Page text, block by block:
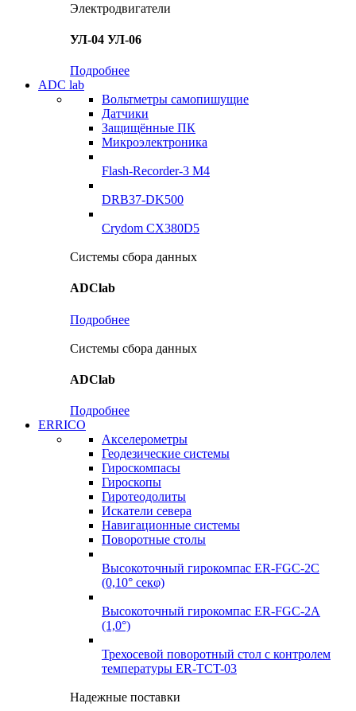
Электродвигатели
УЛ-04 УЛ-06
Подробнее
ADC lab
Вольтметры самопишущие
Датчики
Защищённые ПК
Микроэлектроника
Flash-Recorder-3 М4
DRB37-DK500
Crydom CX380D5
Системы сбора данных
ADClab
Подробнее
Системы сбора данных
ADClab
Подробнее
ERRICO
Акселерометры
Геодезические системы
Гироскомпасы
Гироскопы
Гиротеодолиты
Искатели севера
Навигационные системы
Поворотные столы
Высокоточный гирокомпас ER-FGC-2C
(0,10° секφ)
Высокоточный гирокомпас ER-FGC-2A
(1,0°)
Трехосевой поворотный стол с контролем
температуры ER-TCT-03
Надежные поставки